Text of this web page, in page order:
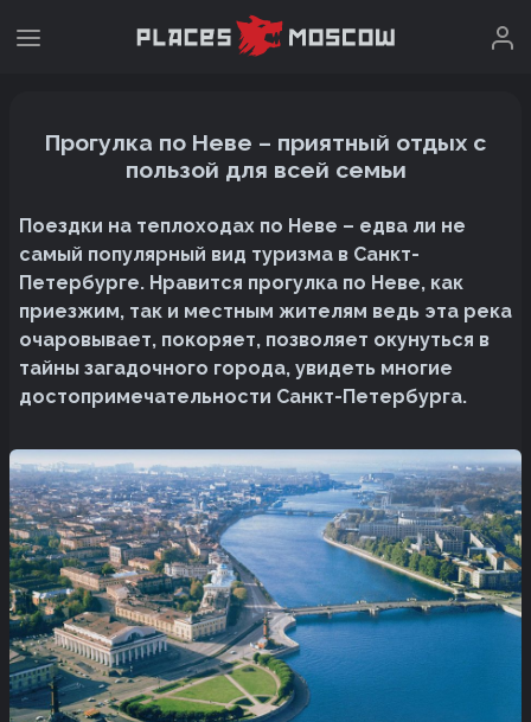
Прогулка по Неве – приятный отдых с
пользой для всей семьи
Поездки на теплоходах по Неве – едва ли не
самый популярный вид туризма в Санкт-
Петербурге. Нравится прогулка по Неве, как
приезжим, так и местным жителям ведь эта река
очаровывает, покоряет, позволяет окунуться в
тайны загадочного города, увидеть многие
достопримечательности Санкт-Петербурга.